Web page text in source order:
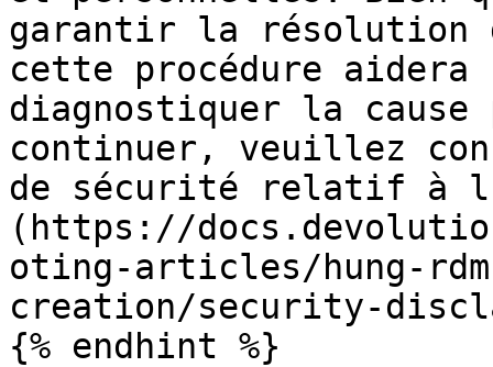
garantir la résolution
cette procédure aidera
diagnostiquer la
continuer, veuillez
de sécurité relatif à
(https://
oting-articles/hung-
creation/security-
{% endhint %}